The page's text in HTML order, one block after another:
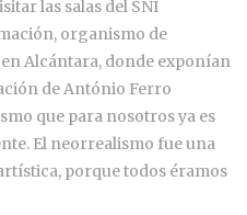
las salas del SNI
organismo de
Alcántara, donde exponían
de António Ferro
que para nosotros ya es
El neorrealismo fue una
porque todos éramos